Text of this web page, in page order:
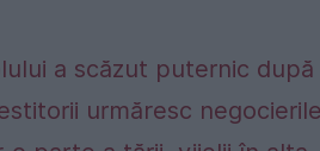
a scăzut puternic
urmăresc